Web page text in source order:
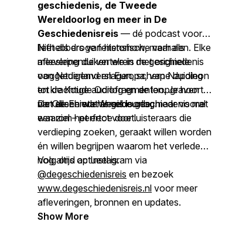
geschiedenis, de Tweede
Wereldoorlog en meer in De
Geschiedenisreis — dé podcast voor
liefhebbers van historische verhalen. Elke
aflevering duiken we in de geschiedenis
van Nederland en Europa, van Napoleon
tot de Koude Oorlog en de loopgraven
van de Eerste Wereldoorlog.
Niet als droge feitenshow, maar als
meeslepende vertelreis met originele
ooggetuigenverslagen, scherpe duiding
en krachtige audiofragmenten. Je hoort
niet alleen wat er gebeurde, maar vooral
waarom het ertoe doet.
De Geschiedenisreisis geschiedenis met
een ziel – perfect voor luisteraars die
verdieping zoeken, geraakt willen worden
én willen begrijpen waarom het verleden
nog altijd actueel is.
Volg ons op Instagram via
@degeschiedenisreis en bezoek
www.degeschiedenisreis.nl voor meer
afleveringen, bronnen en updates.
Show More